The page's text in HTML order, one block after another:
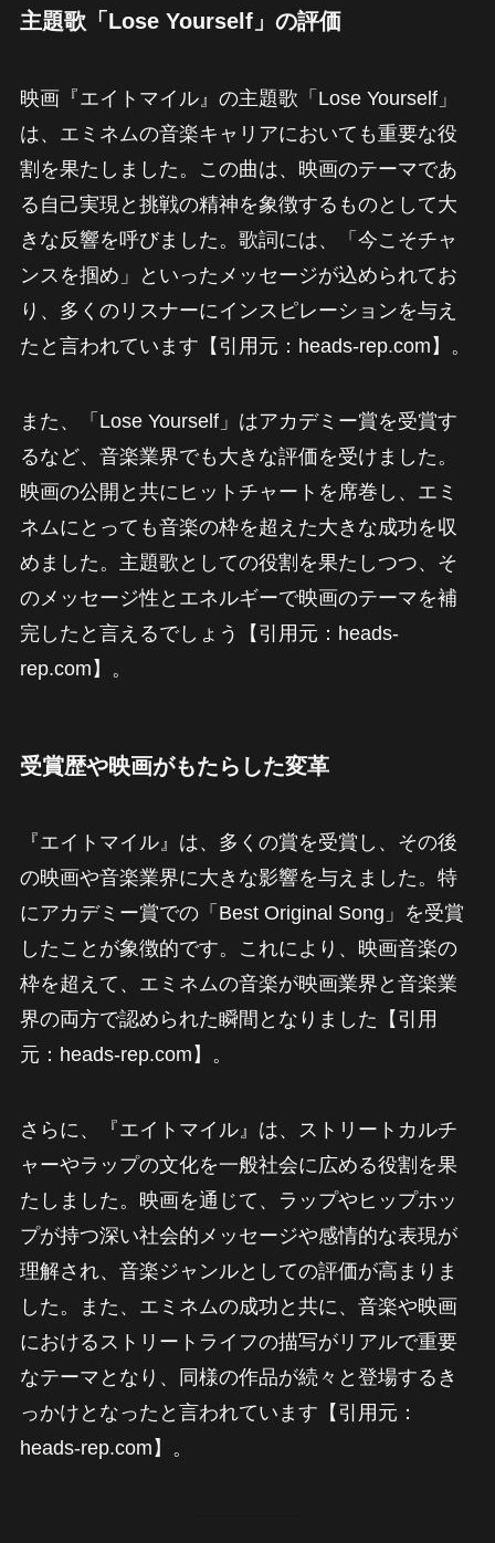
主題歌「Lose Yourself」の評価
映画『エイトマイル』の主題歌「Lose Yourself」
は、エミネムの音楽キャリアにおいても重要な役
割を果たしました。この曲は、映画のテーマであ
る自己実現と挑戦の精神を象徴するものとして大
きな反響を呼びました。歌詞には、「今こそチャ
ンスを掴め」といったメッセージが込められてお
り、多くのリスナーにインスピレーションを与え
たと言われています【引用元：heads-rep.com】。
また、「Lose Yourself」はアカデミー賞を受賞す
るなど、音楽業界でも大きな評価を受けました。
映画の公開と共にヒットチャートを席巻し、エミ
ネムにとっても音楽の枠を超えた大きな成功を収
めました。主題歌としての役割を果たしつつ、そ
のメッセージ性とエネルギーで映画のテーマを補
完したと言えるでしょう【引用元：heads-
rep.com】。
受賞歴や映画がもたらした変革
『エイトマイル』は、多くの賞を受賞し、その後
の映画や音楽業界に大きな影響を与えました。特
にアカデミー賞での「Best Original Song」を受賞
したことが象徴的です。これにより、映画音楽の
枠を超えて、エミネムの音楽が映画業界と音楽業
界の両方で認められた瞬間となりました【引用
元：heads-rep.com】。
さらに、『エイトマイル』は、ストリートカルチ
ャーやラップの文化を一般社会に広める役割を果
たしました。映画を通じて、ラップやヒップホッ
プが持つ深い社会的メッセージや感情的な表現が
理解され、音楽ジャンルとしての評価が高まりま
した。また、エミネムの成功と共に、音楽や映画
におけるストリートライフの描写がリアルで重要
なテーマとなり、同様の作品が続々と登場するき
っかけとなったと言われています【引用元：
heads-rep.com】。